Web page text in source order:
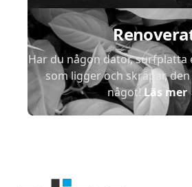
Har du någon dator,
som ligger och skräpar,
något!Läs mer